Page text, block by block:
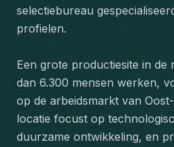
selectiebureau
profielen.
Een grote productiesite in de
dan 6.300 mensen werken,
op de arbeidsmarkt van
locatie focust op
duurzame ontwikkeling, en